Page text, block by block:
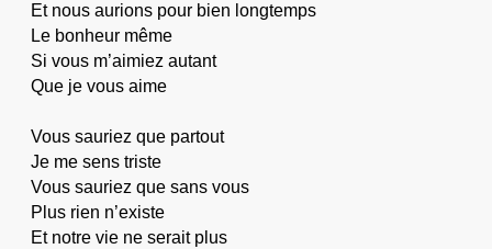
Et nous aurions pour bien longtemps
Le bonheur même
Si vous m’aimiez autant
Que je vous aime
Vous sauriez que partout
Je me sens triste
Vous sauriez que sans vous
Plus rien n’existe
Et notre vie ne serait plus